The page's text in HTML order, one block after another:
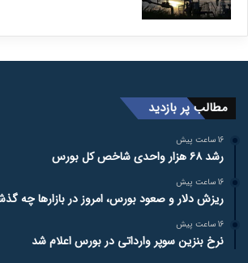
مطالب پر بازدید
16 ساعت پیش
رشد ۶۸ هزار واحدی شاخص کل بورس
16 ساعت پیش
ریزش دلار و صعود بورس، امروز در بازارها چه
16 ساعت پیش
نرخ بنزین سوپر وارداتی در بورس اعلام شد